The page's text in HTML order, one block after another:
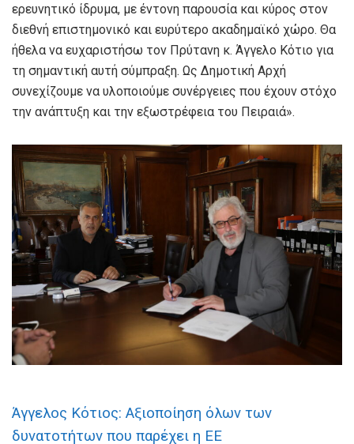
ερευνητικό ίδρυμα, με έντονη παρουσία και κύρος στον
διεθνή επιστημονικό και ευρύτερο ακαδημαϊκό χώρο. Θα
ήθελα να ευχαριστήσω τον Πρύτανη κ. Άγγελο Κότιο για
τη σημαντική αυτή σύμπραξη. Ως Δημοτική Αρχή
συνεχίζουμε να υλοποιούμε συνέργειες που έχουν στόχο
την ανάπτυξη και την εξωστρέφεια του Πειραιά».
Άγγελος Κότιος: Αξιοποίηση όλων των
δυνατοτήτων που παρέχει η ΕΕ